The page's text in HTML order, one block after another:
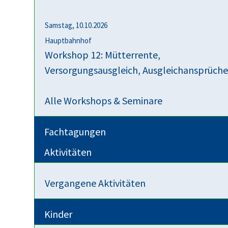
Samstag, 10.10.2026
Hauptbahnhof
Workshop 12: Mütterrente,
Versorgungsausgleich, Ausgleichansprüche
Alle Workshops & Seminare
Fachtagungen
Aktivitäten
Vergangene Aktivitäten
Kinder
Beschluß OLG Celle vom 31.01.2023 10
Beschluß OLG Celle vom 31.01.2023 10